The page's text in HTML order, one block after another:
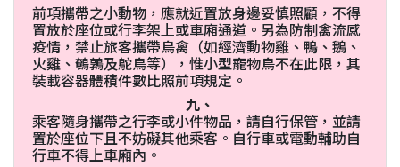
前項攜帶之小動物，應就近置放身邊妥慎照顧，不得
置放於座位或行李架上或車廂通道。另為防制禽流感
疫情，禁止旅客攜帶鳥禽（如經濟動物雞、鴨、鵝、
火雞、鵪鶉及鴕鳥等），惟小型寵物鳥不在此限，其
裝載容器體積件數比照前項規定。
九、
乘客隨身攜帶之行李或小件物品，請自行保管，並請
置於座位下且不妨礙其他乘客。自行車或電動輔助自
行車不得上車廂內。